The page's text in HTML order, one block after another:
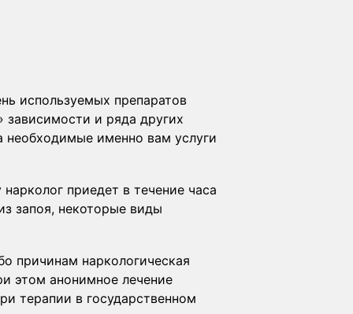
используемых препаратов
зависимости и ряда других
необходимые именно вам услуги
приедет в течение часа
запоя, некоторые виды
причинам наркологическая
этом анонимное лечение
терапии в государственном